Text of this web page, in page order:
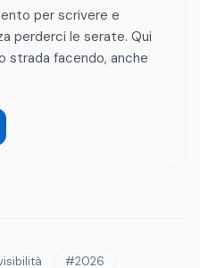
per scrivere e
perderci le serate. Qui
strada facendo, anche
#2026